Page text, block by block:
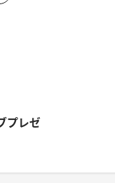
プレゼ